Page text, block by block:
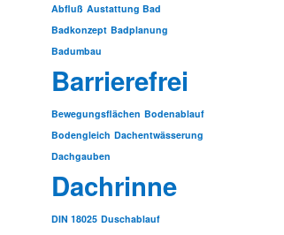
Abfluß Austattung Bad
Badkonzept Badplanung
Badumbau
Barrierefrei
Bewegungsflächen Bodenablauf
Bodengleich Dachentwässerung
Dachgauben
Dachrinne
DIN 18025 Duschablauf